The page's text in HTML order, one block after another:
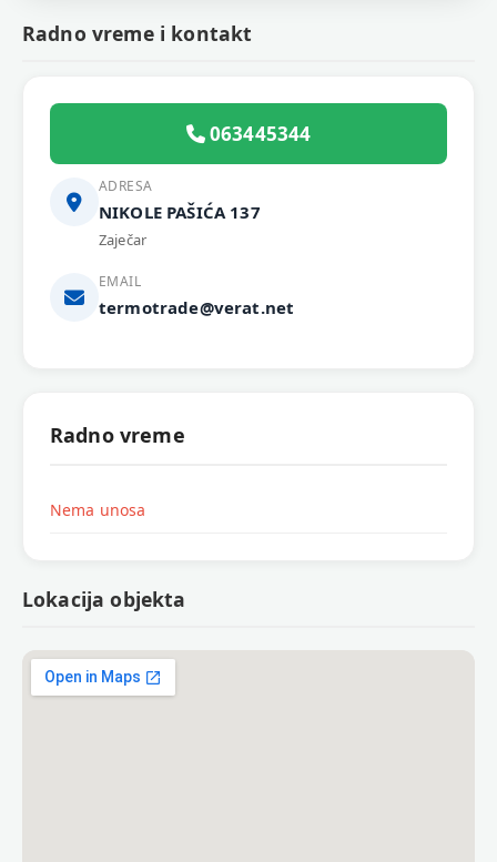
Radno vreme i kontakt
063445344
ADRESA
NIKOLE PAŠIĆA 137
Zaječar
EMAIL
termotrade@verat.net
Radno vreme
Nema unosa
Lokacija objekta